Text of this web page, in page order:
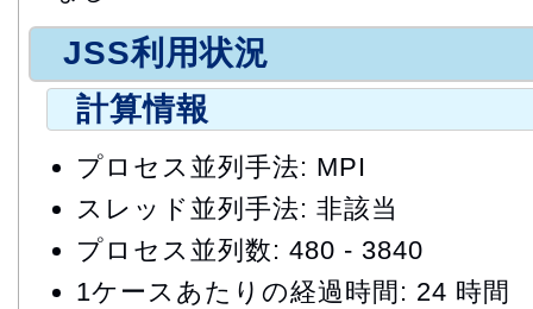
JSS利用状況
計算情報
プロセス並列手法: MPI
スレッド並列手法: 非該当
プロセス並列数: 480 - 3840
1ケースあたりの経過時間: 24 時間